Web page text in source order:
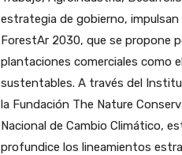
estrategia de gobierno,
ForestAr 2030, que se propone
plantaciones comerciales como
sustentables. A través del
la Fundación The Nature
Nacional de Cambio Climático,
profundice los lineamientos